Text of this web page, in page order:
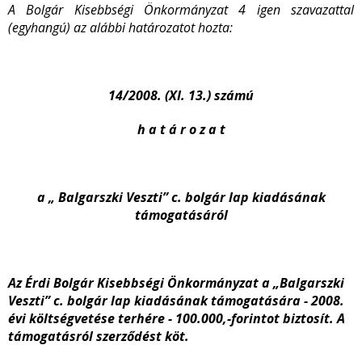
A Bolgár Kisebbségi Önkormányzat 4 igen szavazattal
(egyhangú) az alábbi határozatot hozta:
14/2008. (XI. 13.) számú
h a t á r o z a t
a „ Balgarszki Veszti” c. bolgár lap kiadásának
támogatásáról
Az Érdi Bolgár Kisebbségi Önkormányzat a „Balgarszki
Veszti” c. bolgár lap kiadásának támogatására - 2008.
évi költségvetése terhére - 100.000,-forintot biztosít. A
támogatásról szerződést köt.